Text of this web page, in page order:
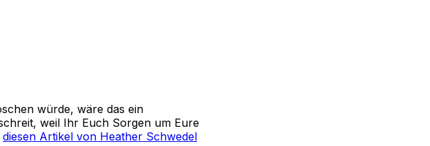
würde, wäre das ein
weil Ihr Euch Sorgen um Eure
diesen Artikel von Heather Schwedel